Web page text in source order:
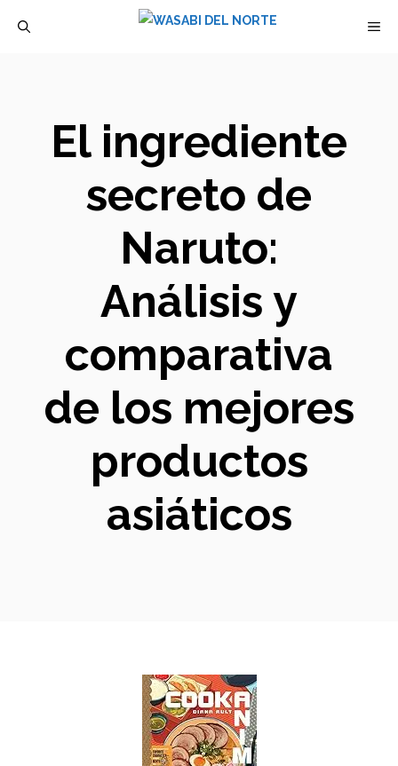
El ingrediente
secreto de
Naruto:
Análisis y
comparativa
de los mejores
productos
asiáticos